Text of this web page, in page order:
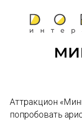
Аттракцион
попробовать